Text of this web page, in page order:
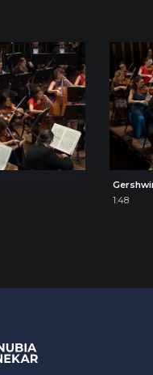
1:48